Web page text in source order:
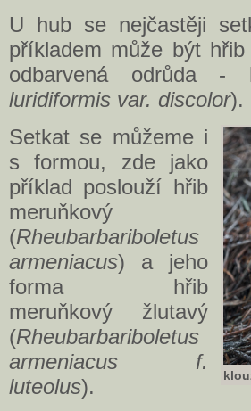
U hub se nejčastěji
příkladem může být
odbarvená odrůda -
luridiformis var. discolor).
Setkat se můžeme i
s formou, zde jako
příklad poslouží hřib
meruňkový
(Rheubarbariboletus
armeniacus) a jeho
forma hřib
meruňkový žlutavý
(Rheubarbariboletus
armeniacus f.
luteolus).